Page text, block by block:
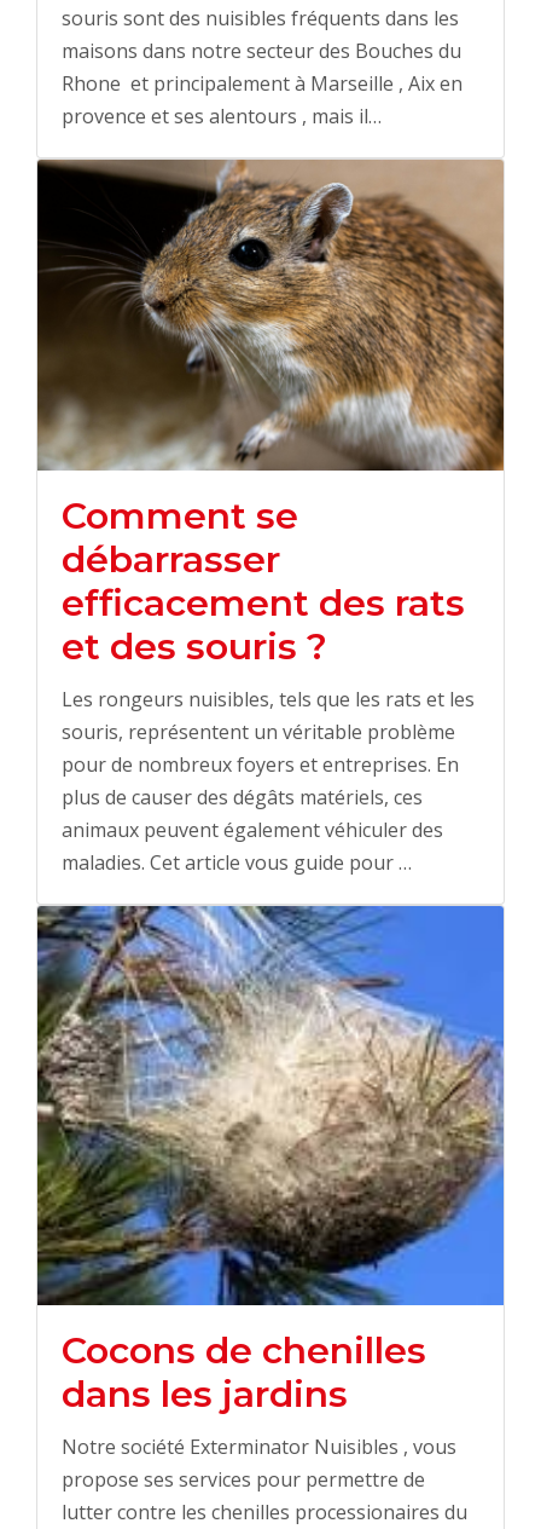
souris sont des nuisibles fréquents dans les
maisons dans notre secteur des Bouches du
Rhone et principalement à Marseille , Aix en
provence et ses alentours , mais il…
Comment se
débarrasser
efficacement des rats
et des souris ?
Les rongeurs nuisibles, tels que les rats et les
souris, représentent un véritable problème
pour de nombreux foyers et entreprises. En
plus de causer des dégâts matériels, ces
animaux peuvent également véhiculer des
maladies. Cet article vous guide pour …
Cocons de chenilles
dans les jardins
Notre société Exterminator Nuisibles , vous
propose ses services pour permettre de
lutter contre les chenilles processionaires du